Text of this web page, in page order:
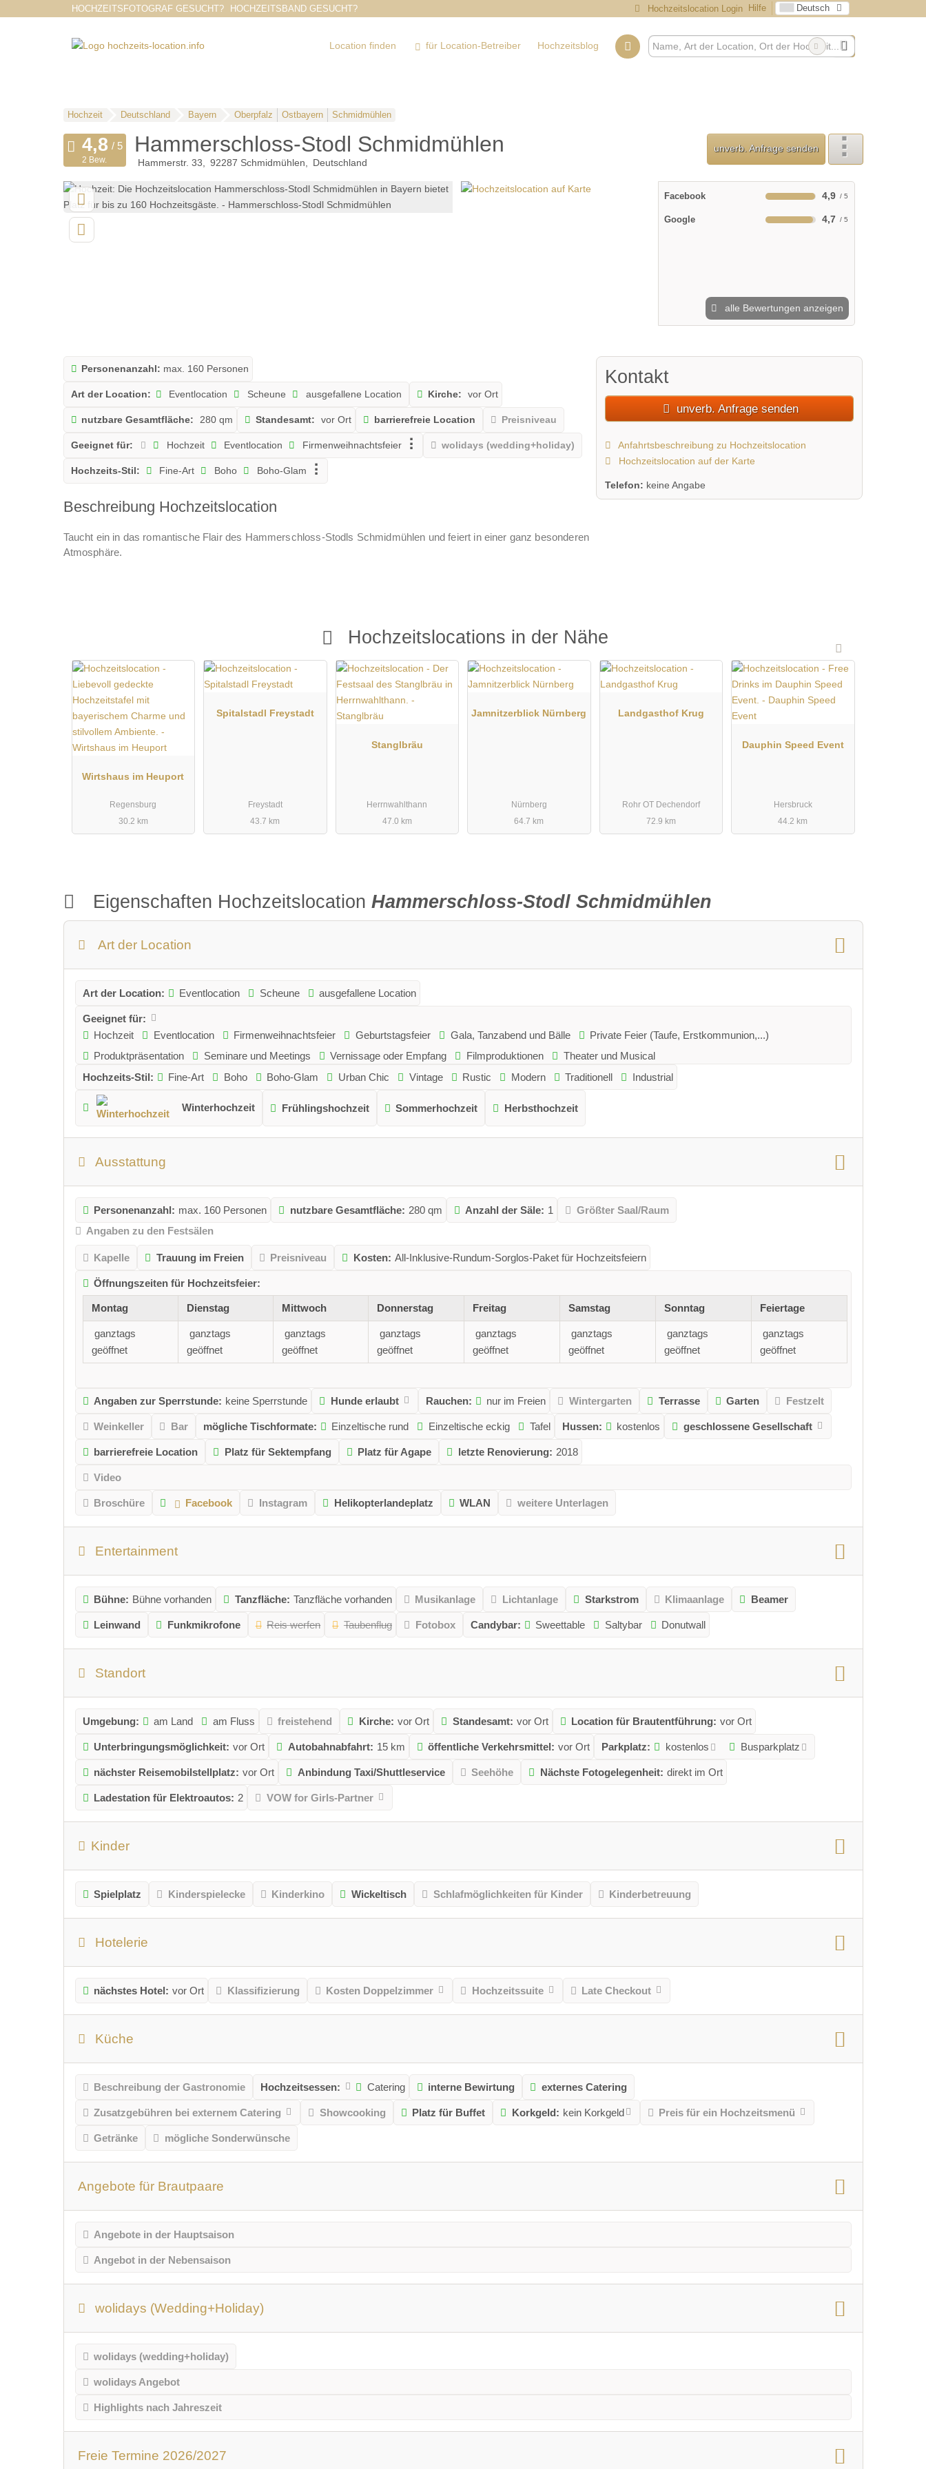
HOCHZEITSFOTOGRAF GESUCHT? HOCHZEITSBAND GESUCHT? Hochzeitslocation Login Hilfe Deutsch
Location finden für Location-Betreiber Hochzeitsblog
Hochzeit Deutschland Bayern Oberpfalz Ostbayern Schmidmühlen
Hammerschloss-Stodl Schmidmühlen
Hammerstr. 33 92287 Schmidmühlen Deutschland
unverb. Anfrage senden
2 Bew.
Facebook 4,9
Google 4,7
alle Bewertungen anzeigen
Personenanzahl: max. 160 Personen
Art der Location: Eventlocation Scheune ausgefallene Location Kirche: vor Ort
nutzbare Gesamtfläche: 280 qm Standesamt: vor Ort barrierefreie Location Preisniveau
Geeignet für: Hochzeit Eventlocation Firmenweihnachtsfeier wolidays (wedding+holiday)
Hochzeits-Stil: Fine-Art Boho Boho-Glam
Beschreibung Hochzeitslocation
Taucht ein in das romantische Flair des Hammerschloss-Stodls Schmidmühlen und feiert in einer ganz besonderen
Atmosphäre.
Kontakt
unverb. Anfrage senden
Anfahrtsbeschreibung zu Hochzeitslocation
Hochzeitslocation auf der Karte
Telefon: keine Angabe
Hochzeitslocations in der Nähe
Wirtshaus im Heuport
Regensburg
30.2 km
Spitalstadl Freystadt
Freystadt
43.7 km
Stanglbräu
Herrnwahlthann
47.0 km
Jamnitzerblick Nürnberg
Nürnberg
64.7 km
Landgasthof Krug
Rohr OT Dechendorf
72.9 km
Dauphin Speed Event
Hersbruck
44.2 km
Eigenschaften HochzeitslocationHammerschloss-Stodl Schmidmühlen
Art der Location
Art der Location: Eventlocation Scheune ausgefallene Location
Geeignet für:
Hochzeit
Eventlocation Firmenweihnachtsfeier Geburtstagsfeier Gala, Tanzabend und Bälle
Private Feier (Taufe, Erstkommunion,...)
Produktpräsentation
Seminare und Meetings Vernissage oder Empfang Filmproduktionen
Theater und Musical
Hochzeits-Stil:
Fine-Art Boho Boho-Glam Urban Chic Vintage Rustic Modern Traditionell Industrial
Winterhochzeit Frühlingshochzeit Sommerhochzeit Herbsthochzeit
Ausstattung
Personenanzahl: max. 160 Personen nutzbare Gesamtfläche: 280 qm Anzahl der Säle: 1
Größter Saal/Raum
Angaben zu den Festsälen
Kapelle Trauung im Freien Preisniveau Kosten: All-Inklusive-Rundum-Sorglos-Paket für Hochzeitsfeiern
Öffnungszeiten für Hochzeitsfeier:
Montag Dienstag Mittwoch Donnerstag Freitag Samstag Sonntag Feiertage
ganztags
geöffnet
ganztags
geöffnet
ganztags
geöffnet
ganztags
geöffnet
ganztags
geöffnet
ganztags
geöffnet
ganztags
geöffnet
ganztags
geöffnet
Angaben zur Sperrstunde: keine Sperrstunde Hunde erlaubt Rauchen: nur im Freien Wintergarten Terrasse Garten Festzelt
Weinkeller Bar mögliche Tischformate: Einzeltische rund Einzeltische eckig Tafel Hussen: kostenlos geschlossene Gesellschaft
barrierefreie Location Platz für Sektempfang Platz für Agape letzte Renovierung: 2018
Video
Broschüre Facebook Instagram Helikopterlandeplatz WLAN weitere Unterlagen
Entertainment
Bühne: Bühne vorhanden Tanzfläche: Tanzfläche vorhanden Musikanlage Lichtanlage Starkstrom Klimaanlage Beamer
Leinwand Funkmikrofone Reis werfen Taubenflug Fotobox Candybar: Sweettable Saltybar Donutwall
Standort
Umgebung: am Land am Fluss freistehend Kirche: vor Ort Standesamt: vor Ort Location für Brautentführung: vor Ort
Unterbringungsmöglichkeit: vor Ort Autobahnabfahrt: 15 km öffentliche Verkehrsmittel: vor Ort Parkplatz: kostenlos Busparkplatz
nächster Reisemobilstellplatz: vor Ort Anbindung Taxi/Shuttleservice Seehöhe Nächste Fotogelegenheit: direkt im Ort
Ladestation für Elektroautos: 2 VOW for Girls-Partner
Kinder
Spielplatz Kinderspielecke Kinderkino Wickeltisch Schlafmöglichkeiten für Kinder Kinderbetreuung
Hotelerie
nächstes Hotel: vor Ort Klassifizierung Kosten Doppelzimmer Hochzeitssuite Late Checkout
Küche
Beschreibung der Gastronomie Hochzeitsessen: Catering interne Bewirtung externes Catering
Zusatzgebühren bei externem Catering Showcooking Platz für Buffet Korkgeld: kein Korkgeld Preis für ein Hochzeitsmenü
Getränke mögliche Sonderwünsche
Angebote für Brautpaare
Angebote in der Hauptsaison
Angebot in der Nebensaison
wolidays (Wedding+Holiday)
wolidays (wedding+holiday)
wolidays Angebot
Highlights nach Jahreszeit
Freie Termine 2026/2027